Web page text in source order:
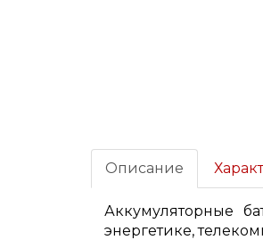
Описание
Аккумуляторные
энергетике,